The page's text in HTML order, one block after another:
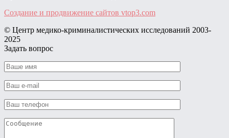
Создание и продвижение сайтов vtop3.com
© Центр медико-криминалистических исследований ‎2003-
2025
Задать вопрос